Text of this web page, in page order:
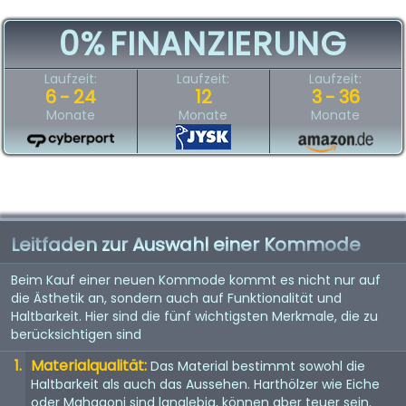
0%FINANZIERUNG
Laufzeit:
6 - 24
Monate
Laufzeit:
12
Monate
Laufzeit:
3 - 36
Monate
Leitfaden zur Auswahl einer Kommode
Beim Kauf einer neuen Kommode kommt es nicht nur auf
die Ästhetik an, sondern auch auf Funktionalität und
Haltbarkeit. Hier sind die fünf wichtigsten Merkmale, die zu
berücksichtigen sind
Materialqualität: Das Material bestimmt sowohl die
Haltbarkeit als auch das Aussehen. Harthölzer wie Eiche
oder Mahagoni sind langlebig, können aber teuer sein.